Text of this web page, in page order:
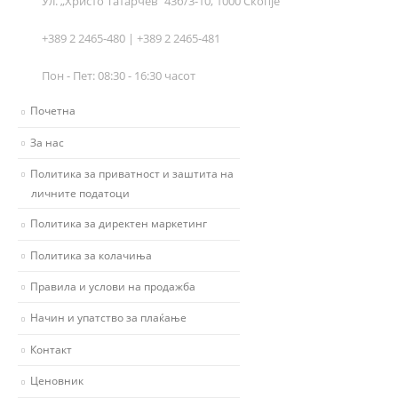
+389 2 2465-480 | +389 2 2465-481
Пон - Пет: 08:30 - 16:30 часот
Почетна
За нас
Политика за приватност и заштита на
личните податоци
Политика за директен маркетинг
Политика за колачиња
Правила и услови на продажба
Начин и упатство за плаќање
Контакт
Ценовник